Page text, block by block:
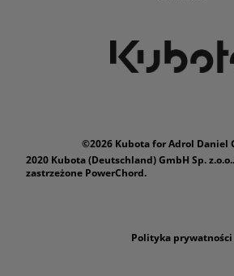
©2026 Kubota for Adrol Daniel
2020 Kubota (Deutschland) GmbH Sp.
zastrzeżone PowerChord.
Polityka prywatności